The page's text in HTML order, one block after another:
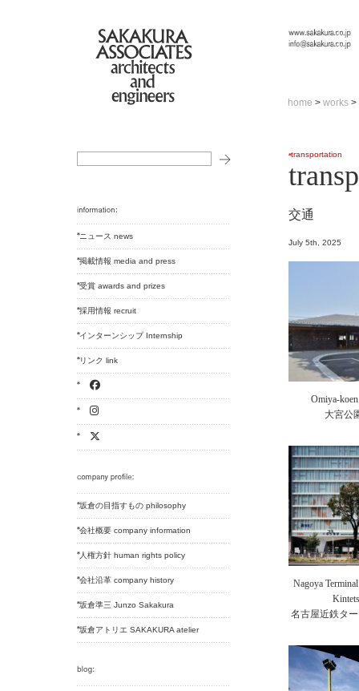
home > works >
ニュース news
掲載情報 media and press
受賞 awards and prizes
採用情報 recruit
インターンシップ Internship
リンク link
坂倉の目指すもの philosophy
会社概要 company information
人権方針 human rights policy
会社沿革 company history
坂倉準三 Junzo Sakakura
坂倉アトリエ SAKAKURA atelier
transportation
交通
July 5th, 2025
Omiya-
大宮公
Nagoya
名古屋近鉄タ